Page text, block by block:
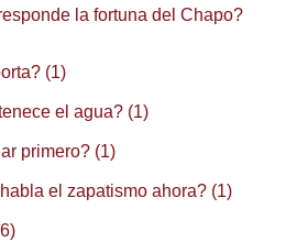
la fortuna del Chapo?
(1)
el agua? (1)
primero? (1)
el zapatismo ahora? (1)